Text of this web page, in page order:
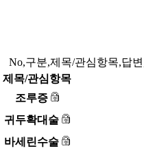
No,구분,제목/관심항목,답
제목/관심항목
조루증
귀두확대술
바세린수술